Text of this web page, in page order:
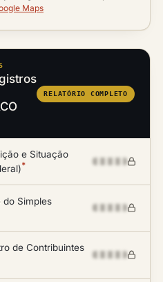
Maps
RELATÓRIO COMPLETO
e Situação
*
do Simples
de Contribuintes